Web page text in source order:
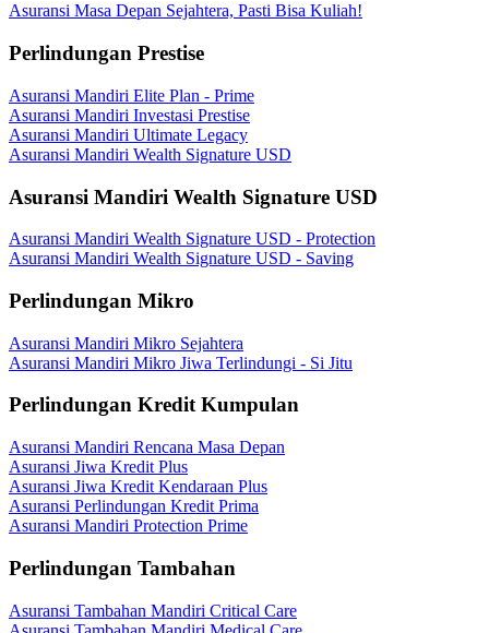
Asuransi Masa Depan Sejahtera, Pasti Bisa Kuliah!
Perlindungan Prestise
Asuransi Mandiri Elite Plan - Prime
Asuransi Mandiri Investasi Prestise
Asuransi Mandiri Ultimate Legacy
Asuransi Mandiri Wealth Signature USD
Asuransi Mandiri Wealth Signature USD
Asuransi Mandiri Wealth Signature USD - Protection
Asuransi Mandiri Wealth Signature USD - Saving
Perlindungan Mikro
Asuransi Mandiri Mikro Sejahtera
Asuransi Mandiri Mikro Jiwa Terlindungi - Si Jitu
Perlindungan Kredit Kumpulan
Asuransi Mandiri Rencana Masa Depan
Asuransi Jiwa Kredit Plus
Asuransi Jiwa Kredit Kendaraan Plus
Asuransi Perlindungan Kredit Prima
Asuransi Mandiri Protection Prime
Perlindungan Tambahan
Asuransi Tambahan Mandiri Critical Care